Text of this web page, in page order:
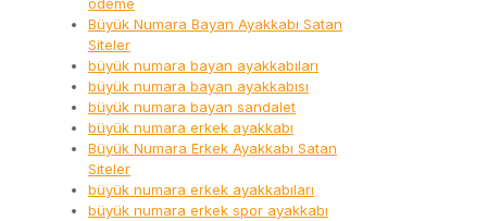
Büyük Numara Bayan Ayakkabı Satan
Siteler
büyük numara bayan ayakkabıları
büyük numara bayan ayakkabısı
büyük numara bayan sandalet
büyük numara erkek ayakkabı
Büyük Numara Erkek Ayakkabı Satan
Siteler
büyük numara erkek ayakkabıları
büyük numara erkek spor ayakkabı